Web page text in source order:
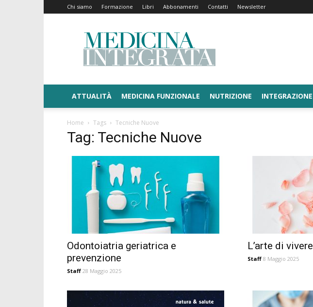
Chi siamo Formazione Libri Abbonamenti Contatti Newsletter
Medicina
Integrata
ATTUALITÀ MEDICINA FUNZIONALE NUTRIZIONE INTEGRAZIONE
Home Tags Tecniche Nuove
Tag: Tecniche Nuove
Odontoiatria geriatrica e
prevenzione
Staff 28 Maggio 2025
L’arte di vivere
Staff 8 Maggio 2025